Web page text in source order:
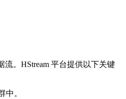
。HStream 平台提供以下关键
中。